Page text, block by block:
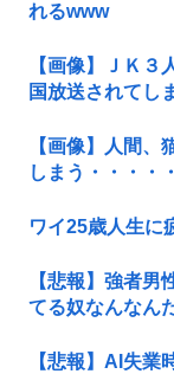
れるwww
【画像】ＪＫ
国放送されてし
【画像】人間、
しまう・・・・・
ワイ25歳人生に
【悲報】強者男
てる奴なんなん
【悲報】AI失業